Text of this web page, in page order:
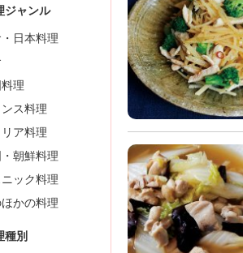
う
。
N
H
K
エ
デ
ケ
ー
シ
ョ
ナ
ル
「
ジャンル
日本料理
理
ス料理
ア料理
朝鮮料理
ック料理
かの料理
種別